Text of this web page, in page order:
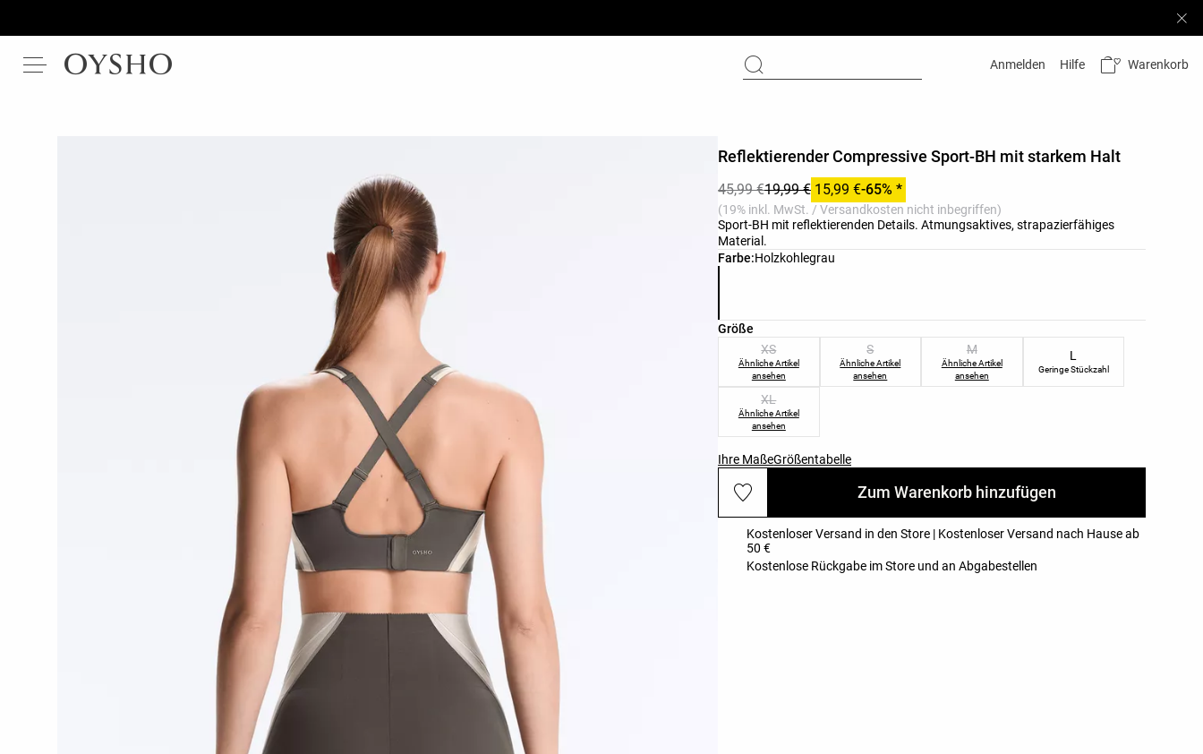
Anmelden Hilfe Warenkorb
Farbe:Holzkohlegrau
Produktfarbliste
Reflektierender Compressive Sport-BH mit starkem Halt
45,99 €19,99 € 15,99 €-65% *
(19% inkl. MwSt. / Versandkosten nicht inbegriffen)
Sport-BH mit reflektierenden Details. Atmungsaktives, strapazierfähiges
Material.
Größe
Produktgrößenliste
XS
Ähnliche Artikel
ansehen
S
Ähnliche Artikel
ansehen
M
Ähnliche Artikel
ansehen
L
Geringe Stückzahl
XL
Ähnliche Artikel
ansehen
Ihre MaßeGrößentabelle
Zum Warenkorb hinzufügen
Kostenloser Versand in den Store | Kostenloser Versand nach Hause ab
50 €
Kostenlose Rückgabe im Store und an Abgabestellen